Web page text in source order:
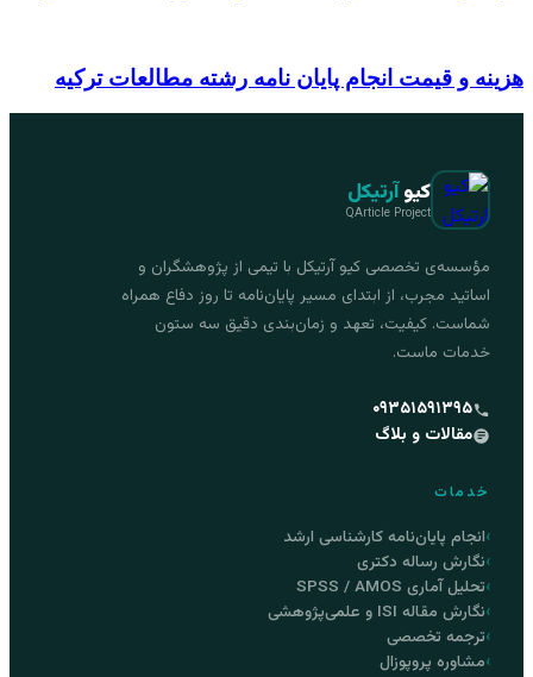
هزینه و قیمت انجام پایان نامه رشته مطالعات ترکیه
کیوآرتیکل
QArticle Project
مؤسسه‌ی تخصصی کیو آرتیکل با تیمی از پژوهشگران و
اساتید مجرب، از ابتدای مسیر پایان‌نامه تا روز دفاع همراه
شماست. کیفیت، تعهد و زمان‌بندی دقیق سه ستون
خدمات ماست.
۰۹۳۵۱۵۹۱۳۹۵
مقالات و بلاگ
خدمات
انجام پایان‌نامه کارشناسی ارشد
نگارش رساله دکتری
تحلیل آماری SPSS / AMOS
نگارش مقاله ISI و علمی‌پژوهشی
ترجمه تخصصی
مشاوره پروپوزال